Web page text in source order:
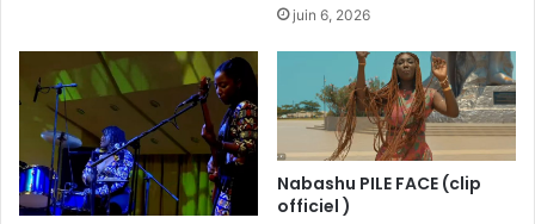
juin 6, 2026
Nabashu PILE FACE (clip
officiel )